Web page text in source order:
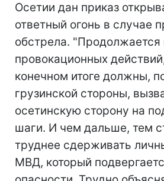
Осетии дан приказ
ответный огонь в случае
обстрела. "Продолжается
провокационных
конечном итоге должны,
грузинской стороны,
осетинскую сторону на
шаги. И чем дальше, тем
труднее сдерживать
МВД, который